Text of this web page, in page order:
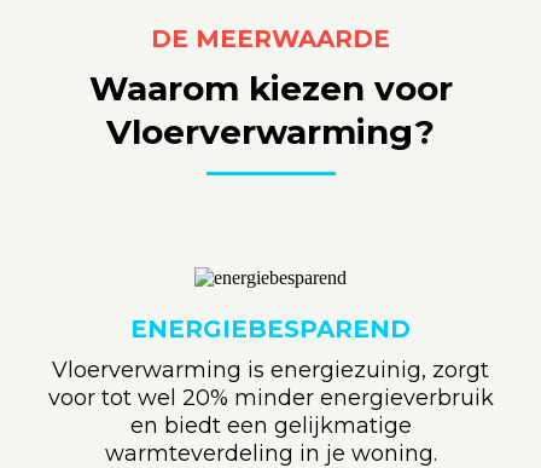
DE MEERWAARDE
Waarom kiezen voor
Vloerverwarming?
ENERGIEBESPAREND
Vloerverwarming is energiezuinig, zorgt
voor tot wel 20% minder energieverbruik
en biedt een gelijkmatige
warmteverdeling in je woning.